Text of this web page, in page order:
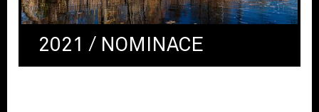
2021 / NOMINACE